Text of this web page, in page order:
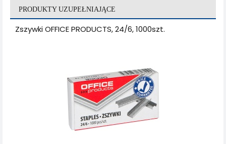
PRODUKTY UZUPEŁNIAJĄCE
Zszywki OFFICE PRODUCTS, 24/6, 1000szt.